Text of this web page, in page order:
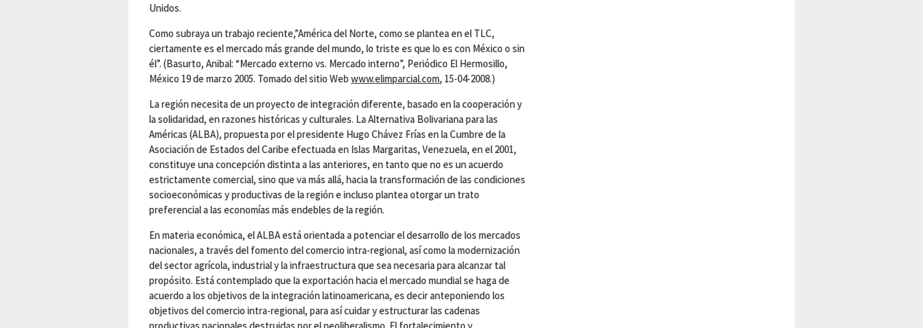
Unidos.
Como subraya un trabajo reciente,”América del Norte, como se plantea en el TLC,
ciertamente es el mercado más grande del mundo, lo triste es que lo es con México o sin
él”. (Basurto, Anibal: “Mercado externo vs. Mercado interno”, Periódico El Hermosillo,
México 19 de marzo 2005. Tomado del sitio Web www.elimparcial.com, 15-04-2008.)
La región necesita de un proyecto de integración diferente, basado en la cooperación y
la solidaridad, en razones históricas y culturales. La Alternativa Bolivariana para las
Américas (ALBA), propuesta por el presidente Hugo Chávez Frías en la Cumbre de la
Asociación de Estados del Caribe efectuada en Islas Margaritas, Venezuela, en el 2001,
constituye una concepción distinta a las anteriores, en tanto que no es un acuerdo
estrictamente comercial, sino que va más allá, hacia la transformación de las condiciones
socioeconómicas y productivas de la región e incluso plantea otorgar un trato
preferencial a las economías más endebles de la región.
En materia económica, el ALBA está orientada a potenciar el desarrollo de los mercados
nacionales, a través del fomento del comercio intra-regional, así como la modernización
del sector agrícola, industrial y la infraestructura que sea necesaria para alcanzar tal
propósito. Está contemplado que la exportación hacia el mercado mundial se haga de
acuerdo a los objetivos de la integración latinoamericana, es decir anteponiendo los
objetivos del comercio intra-regional, para así cuidar y estructurar las cadenas